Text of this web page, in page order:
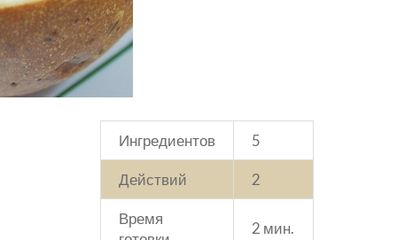
Ингредиентов 5
Действий 2
Время
2 мин.